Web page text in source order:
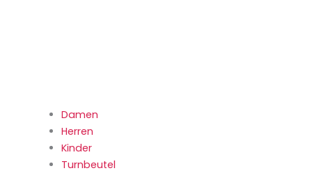
Damen
Herren
Kinder
Turnbeutel